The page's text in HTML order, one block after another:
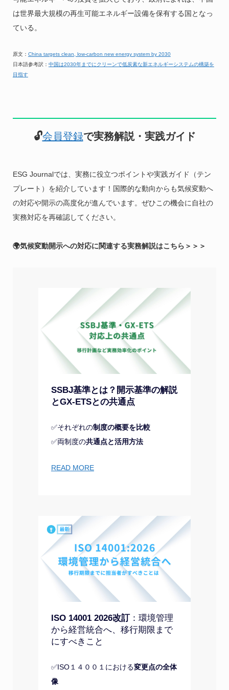
は世界最大規模の再生可能エネルギー設備を保有する国となっ
ている。
原文： China targets clean, low-carbon new energy system by 2030
日本語参考訳： 中国は2030年までにクリーンで低炭素な新エネルギーシステムの構築を
目指す
🔓会員登録で実務解説・実践ガイド
ESG Journalでは、実務に役立つポイントや実践ガイド（テン
プレート）を紹介しています！国際的な動向からも気候変動へ
の対応や開示の高度化が進んでいます。ぜひこの機会に自社の
実務対応を再確認してください。
🌍気候変動開示への対応に関連する実務解説はこちら＞＞＞
SSBJ基準とは？開示基準の解説
とGX-ETSとの共通点
✅それぞれの制度の概要を比較
✅両制度の共通点と活用方法
READ MORE
ISO 14001 2026改訂：環境管理
から経営統合へ、移行期限まで
にすべきこと
✅ISO１４００１における変更点の全体
像